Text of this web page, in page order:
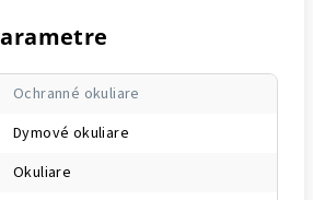
Ochranné okuliare
Dymové okuliare
Okuliare